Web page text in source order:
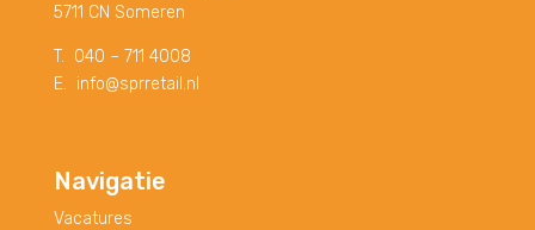
5711 CN Someren
T. 040 – 711 4008
E. info@sprretail.nl
Navigatie
Vacatures